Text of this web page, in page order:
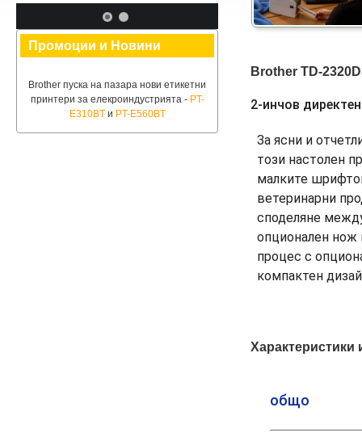
Промоции и Новини
Brother пуска на пазара нови етикетни
принтери за елекроиндустрията - PT-
E310BT и PT-E560BT
Brother TD-
2-инчов
За ясни и
този настолен
малките
ветеринарни
споделяне
опционален нож
процес с
компактен
общо